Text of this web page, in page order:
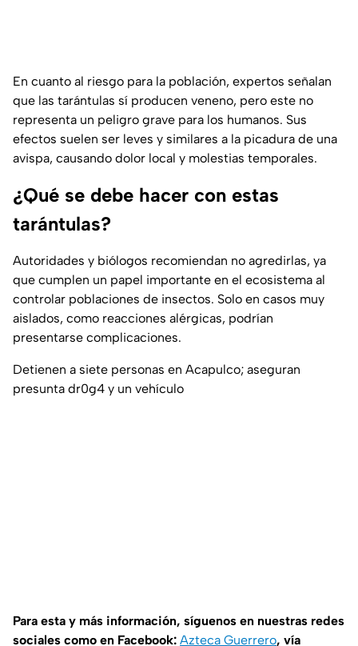
En cuanto al riesgo para la población, expertos señalan
que las tarántulas sí producen veneno, pero este no
representa un peligro grave para los humanos. Sus
efectos suelen ser leves y similares a la picadura de una
avispa, causando dolor local y molestias temporales.
¿Qué se debe hacer con estas
tarántulas?
Autoridades y biólogos recomiendan no agredirlas, ya
que cumplen un papel importante en el ecosistema al
controlar poblaciones de insectos. Solo en casos muy
aislados, como reacciones alérgicas, podrían
presentarse complicaciones.
Detienen a siete personas en Acapulco; aseguran
presunta dr0g4 y un vehículo
Para esta y más información, síguenos en nuestras redes
sociales como en Facebook: Azteca Guerrero, vía